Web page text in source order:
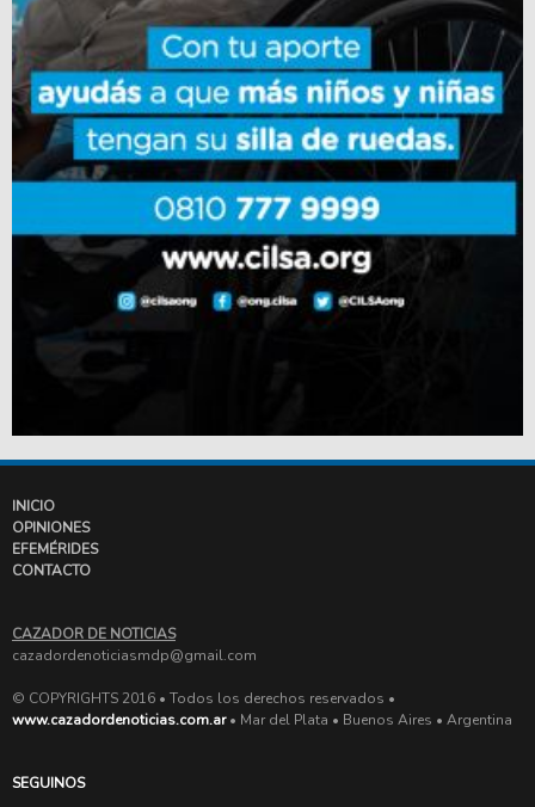
INICIO
OPINIONES
EFEMÉRIDES
CONTACTO
CAZADOR DE NOTICIAS
cazadordenoticiasmdp@gmail.com
© COPYRIGHTS 2016 • Todos los derechos reservados •
www.cazadordenoticias.com.ar• Mar del Plata • Buenos Aires • Argentina
SEGUINOS